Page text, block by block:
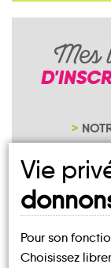
Mes
Vie
Pour son
Choisissez